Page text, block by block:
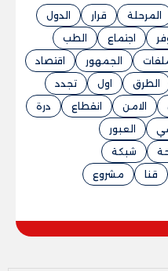
المرحلة قرار
الدول
اجتماع
الطب
الجمهور
اقتصاد
الطرق اول
تجدد
الامن انقطاع
درة
العبور
شبكة
قنا
مشروع